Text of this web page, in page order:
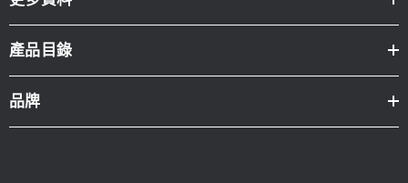
產品目錄
品牌